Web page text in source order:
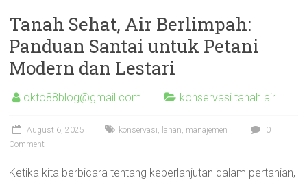
Tanah Sehat, Air Berlimpah:
Panduan Santai untuk Petani
Modern dan Lestari
okto88blog@gmail.com konservasi tanah air
August 6, 2025 konservasi, lahan, manajemen
0
Comment
Ketika kita berbicara tentang keberlanjutan dalam pertanian,